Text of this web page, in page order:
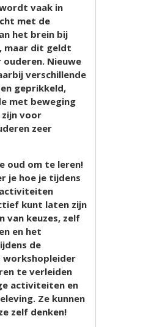
vaak in
met de
het brein bij
maar dit geldt
Nieuwe
verschillende
geprikkeld,
met beweging
zijn voor
zeer
oud om te leren!
je hoe je tijdens
kunt laten zijn
van keuzes, zelf
en het
de
workshopleider
te verleiden
activiteiten en
Ze kunnen
zelf denken!